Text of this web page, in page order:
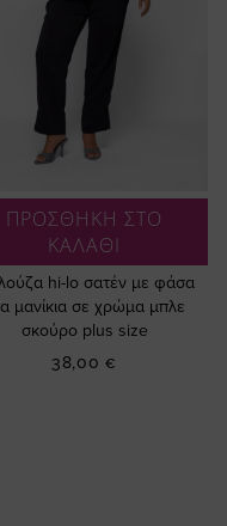
ΠΡΟΣΘΗΚΗ ΣΤΟ
ΚΑΛΑΘΙ
hi-lo σατέν με φάσα
μανίκια σε χρώμα μπλε
σκούρο plus size
38,00 €